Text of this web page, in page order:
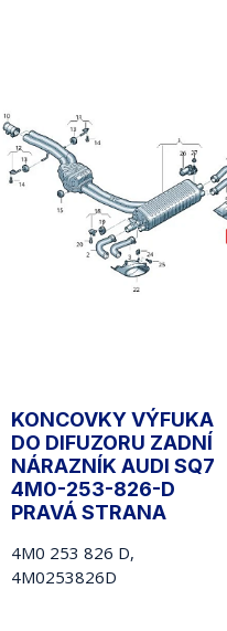
KONCOVKY VÝFUKA
DO DIFUZORU ZADNÍ
NÁRAZNÍK AUDI SQ7
4M0-253-826-D
PRAVÁ STRANA
4M0 253 826 D,
4M0253826D